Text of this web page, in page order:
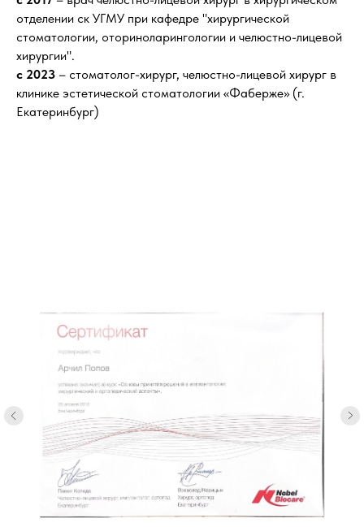
отделении ск УГМУ при кафедре "хирургической
стоматологии, оториноларингологии и челюстно-лицевой
хирургии".
с 2023 – стоматолог-хирург, челюстно-лицевой хирург в
клинике эстетической стоматологии «Фаберже» (г.
Екатеринбург)